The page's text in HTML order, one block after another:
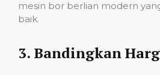
mesin bor berlian modern
baik.
3. Bandingkan